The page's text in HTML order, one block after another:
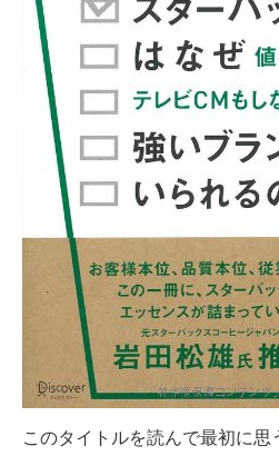
このタイトルを読んで最初に